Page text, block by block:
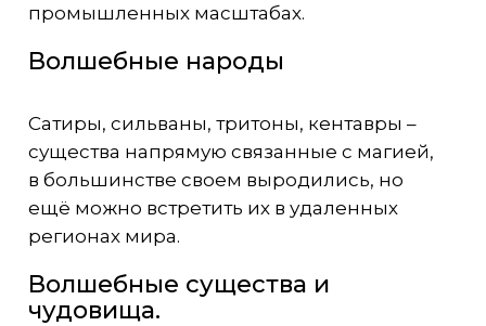
промышленных масштабах.
Волшебные народы
Сатиры, сильваны, тритоны, кентавры –
существа напрямую связанные с магией,
в большинстве своем выродились, но
ещё можно встретить их в удаленных
регионах мира.
Волшебные существа и
чудовища.